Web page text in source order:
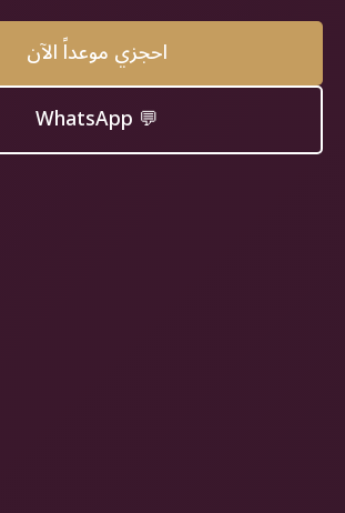
احجزي موعداً الآن
💬 WhatsApp